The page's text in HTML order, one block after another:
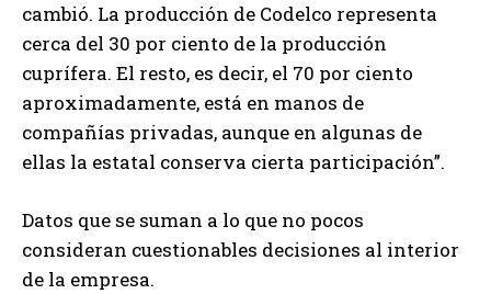
cambió. La producción de Codelco representa
cerca del 30 por ciento de la producción
cuprífera. El resto, es decir, el 70 por ciento
aproximadamente, está en manos de
compañías privadas, aunque en algunas de
ellas la estatal conserva cierta participación”.
Datos que se suman a lo que no pocos
consideran cuestionables decisiones al interior
de la empresa.